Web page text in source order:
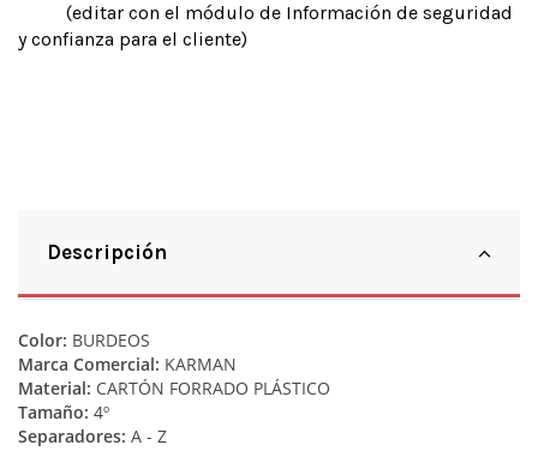
(editar con el módulo de Información de seguridad
y confianza para el cliente)
Descripción
Color: BURDEOS
Marca Comercial: KARMAN
Material: CARTÓN FORRADO PLÁSTICO
Tamaño: 4º
Separadores: A - Z